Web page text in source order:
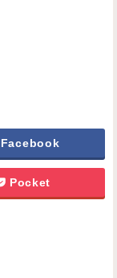
Facebook
Pocket